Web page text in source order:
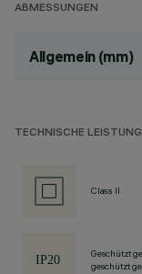
ABMESSUNGEN
Allgemein (mm)
TECHNISCHE LEISTUNG
Class II
Geschützt
geschützt